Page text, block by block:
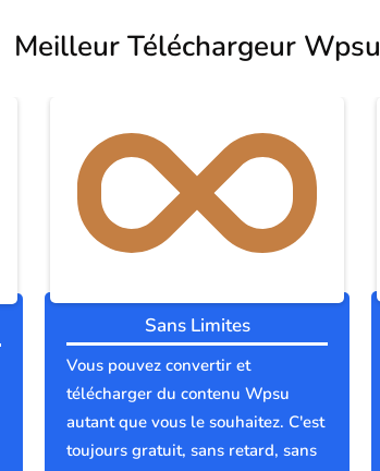
Meilleur Téléchargeur Wpsu
Sans Limites
Vous pouvez convertir et
télécharger du contenu Wpsu
autant que vous le souhaitez. C'est
toujours gratuit, sans retard, sans